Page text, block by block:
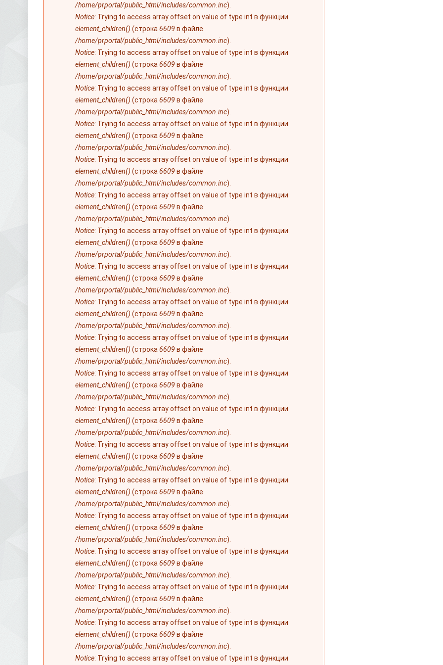
/home/prportal/public_html/includes/common.inc).
Notice: Trying to access array offset on value of type int в функции
element_children() (строка 6609 в файле
/home/prportal/public_html/includes/common.inc).
Notice: Trying to access array offset on value of type int в функции
element_children() (строка 6609 в файле
/home/prportal/public_html/includes/common.inc).
Notice: Trying to access array offset on value of type int в функции
element_children() (строка 6609 в файле
/home/prportal/public_html/includes/common.inc).
Notice: Trying to access array offset on value of type int в функции
element_children() (строка 6609 в файле
/home/prportal/public_html/includes/common.inc).
Notice: Trying to access array offset on value of type int в функции
element_children() (строка 6609 в файле
/home/prportal/public_html/includes/common.inc).
Notice: Trying to access array offset on value of type int в функции
element_children() (строка 6609 в файле
/home/prportal/public_html/includes/common.inc).
Notice: Trying to access array offset on value of type int в функции
element_children() (строка 6609 в файле
/home/prportal/public_html/includes/common.inc).
Notice: Trying to access array offset on value of type int в функции
element_children() (строка 6609 в файле
/home/prportal/public_html/includes/common.inc).
Notice: Trying to access array offset on value of type int в функции
element_children() (строка 6609 в файле
/home/prportal/public_html/includes/common.inc).
Notice: Trying to access array offset on value of type int в функции
element_children() (строка 6609 в файле
/home/prportal/public_html/includes/common.inc).
Notice: Trying to access array offset on value of type int в функции
element_children() (строка 6609 в файле
/home/prportal/public_html/includes/common.inc).
Notice: Trying to access array offset on value of type int в функции
element_children() (строка 6609 в файле
/home/prportal/public_html/includes/common.inc).
Notice: Trying to access array offset on value of type int в функции
element_children() (строка 6609 в файле
/home/prportal/public_html/includes/common.inc).
Notice: Trying to access array offset on value of type int в функции
element_children() (строка 6609 в файле
/home/prportal/public_html/includes/common.inc).
Notice: Trying to access array offset on value of type int в функции
element_children() (строка 6609 в файле
/home/prportal/public_html/includes/common.inc).
Notice: Trying to access array offset on value of type int в функции
element_children() (строка 6609 в файле
/home/prportal/public_html/includes/common.inc).
Notice: Trying to access array offset on value of type int в функции
element_children() (строка 6609 в файле
/home/prportal/public_html/includes/common.inc).
Notice: Trying to access array offset on value of type int в функции
element_children() (строка 6609 в файле
/home/prportal/public_html/includes/common.inc).
Notice: Trying to access array offset on value of type int в функции